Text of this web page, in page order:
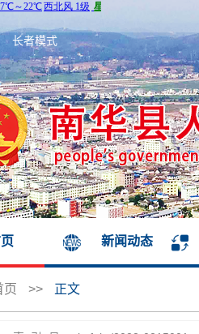
长者模式
新闻动态
页 >> 正文